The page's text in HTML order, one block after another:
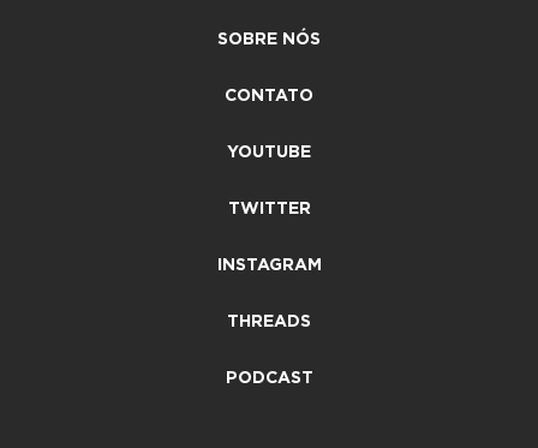
SOBRE NÓS
CONTATO
YOUTUBE
TWITTER
INSTAGRAM
THREADS
PODCAST